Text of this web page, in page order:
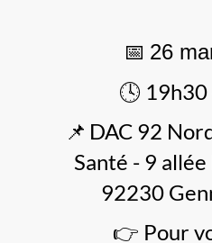
📅 26
🕓
📌 DAC 92
Santé - 9
92230
👉 Pour